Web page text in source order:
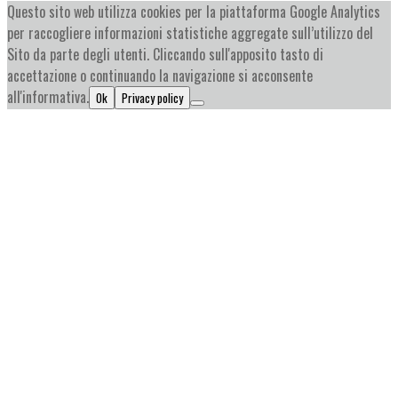
Questo sito web utilizza cookies per la piattaforma Google Analytics
per raccogliere informazioni statistiche aggregate sull’utilizzo del
Sito da parte degli utenti. Cliccando sull'apposito tasto di
accettazione o continuando la navigazione si acconsente
all'informativa. Ok Privacy policy